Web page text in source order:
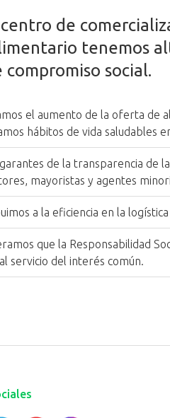
de
tenemos
social.
el aumento de la oferta de
hábitos de vida saludables
de la transparencia de
mayoristas y agentes
a la eficiencia en la
que la Responsabilidad
servicio del interés común.